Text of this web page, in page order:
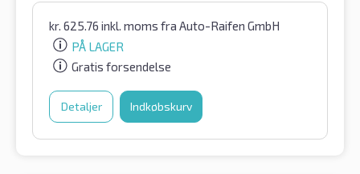
kr. 625.76 inkl. moms fra Auto-Raifen GmbH
PÅ LAGER
Gratis forsendelse
Detaljer Indkøbskurv